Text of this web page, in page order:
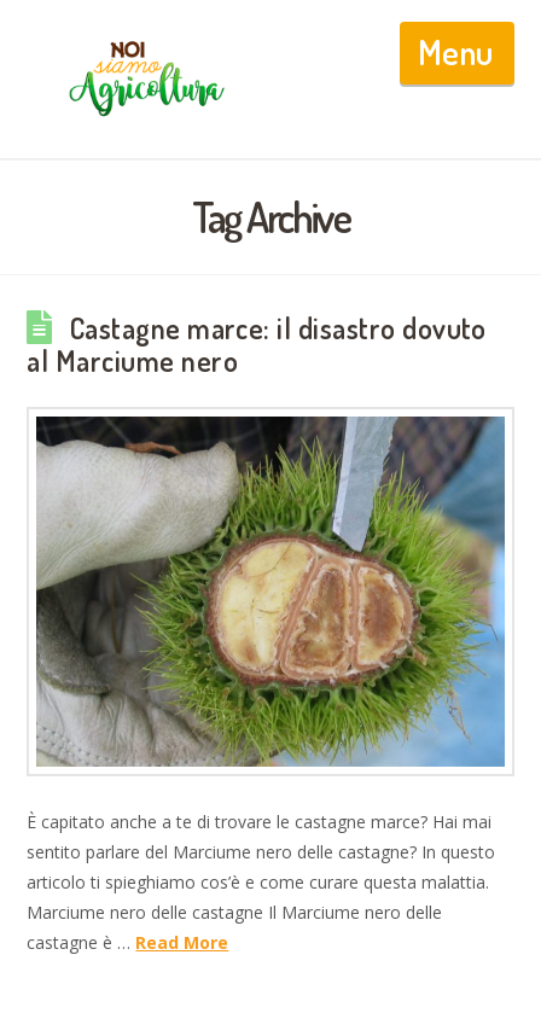
Tag Archive
Castagne marce: il disastro dovuto
al Marciume nero
È capitato anche a te di trovare le castagne marce? Hai mai
sentito parlare del Marciume nero delle castagne? In questo
articolo ti spieghiamo cos’è e come curare questa malattia.
Marciume nero delle castagne Il Marciume nero delle
castagne è … Read More